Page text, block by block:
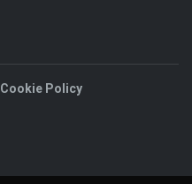
Cookie Policy